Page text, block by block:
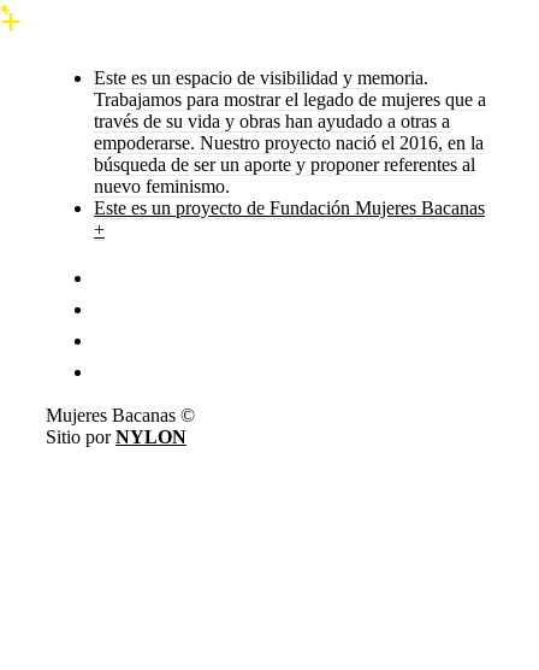
Este es un espacio de visibilidad y memoria.
Trabajamos para mostrar el legado de mujeres que a
través de su vida y obras han ayudado a otras a
empoderarse. Nuestro proyecto nació el 2016, en la
búsqueda de ser un aporte y proponer referentes al
nuevo feminismo.
Este es un proyecto de Fundación Mujeres Bacanas
+
Mujeres Bacanas ©
Sitio porNYLON